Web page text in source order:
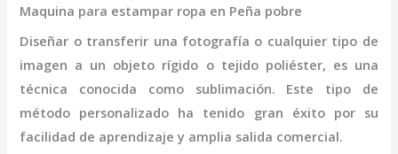
Maquina para estampar ropa en Peña pobre
Diseñar o transferir una fotografía o cualquier tipo de
imagen a un objeto rígido o tejido poliéster, es una
técnica conocida como sublimación. Este tipo de
método personalizado ha tenido gran éxito por su
facilidad de aprendizaje y amplia salida comercial.